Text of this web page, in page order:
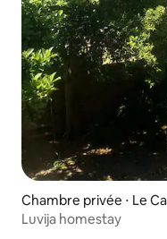
Chambre privée ⋅ Le
Luvija homestay